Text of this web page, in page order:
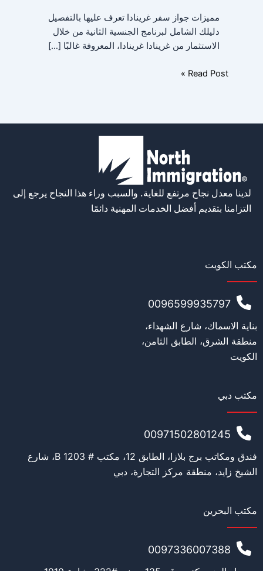
مميزات جواز سفر غرينادا تعرف عليها بالتفصيل
دليلك الشامل لبرنامج الجنسية الثانية من خلال
الاستثمار من غرينادا غرينادا، المعروفة غالبًا […]
Read Post »
لدينا معدل نجاح مرتفع للغاية. والسبب وراء هذا النجاح يرجع إلى
التزامنا بتقديم أفضل الخدمات المهنية دائمًا
مكتب الكويت
0096599935797
بناية الاسماك، شارع الشهداء،
منطقة الشرق، الطابق الثامن،
الكويت
مكتب دبي
00971502801245
فندق ومكاتب برج بلازا، الطابق 12، مكتب # 1203 B، شارع
الشيخ زايد، منطقة مركز التجارة، دبي
مكتب البحرين
0097336007388